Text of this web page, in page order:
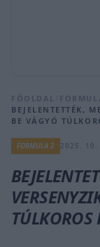
FŐOLDAL
BEJELENTETTÉK,
BE VÁGYÓ
FORMULA 2
TÚLKOROS